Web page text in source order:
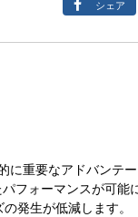
シェア
重要なアドバンテ
フォーマンスが可能
発生が低減します。